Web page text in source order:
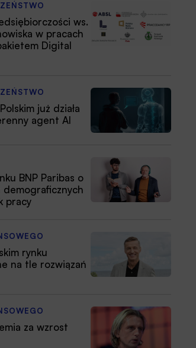
ws.
w pracach
Digital
już działa
agent AI
BNP Paribas o
demograficznych
pracy
rynku
na tle rozwiązań
za wzrost